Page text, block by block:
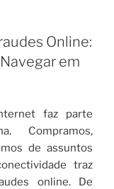
Online:
em
faz parte
Compramos,
de assuntos
traz
online. De